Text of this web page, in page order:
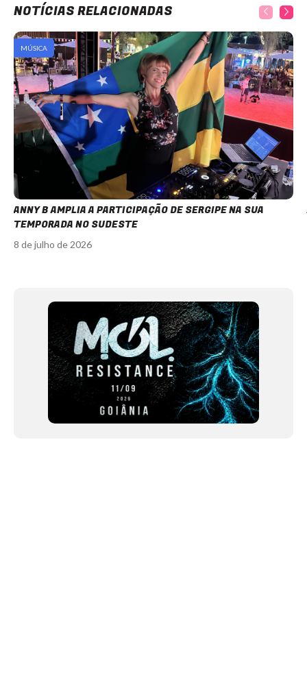
NOTÍCIAS RELACIONADAS
MÚSICA
ANNY B AMPLIA A PARTICIPAÇÃO DE SERGIPE NA SUA
TEMPORADA NO SUDESTE
8 de julho de 2026